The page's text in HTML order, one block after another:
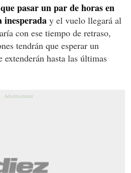
pasar un par de horas en
inesperada y el vuelo llegará al
con ese tiempo de retraso,
tendrán que esperar un
extenderán hasta las últimas